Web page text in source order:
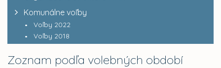
Komunálne voľby
Voľby 2022
Voľby 2018
Zoznam podľa volebných období